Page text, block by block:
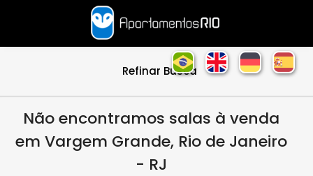
Refinar Busca
Não encontramos salas à venda
em Vargem Grande, Rio de Janeiro
- RJ